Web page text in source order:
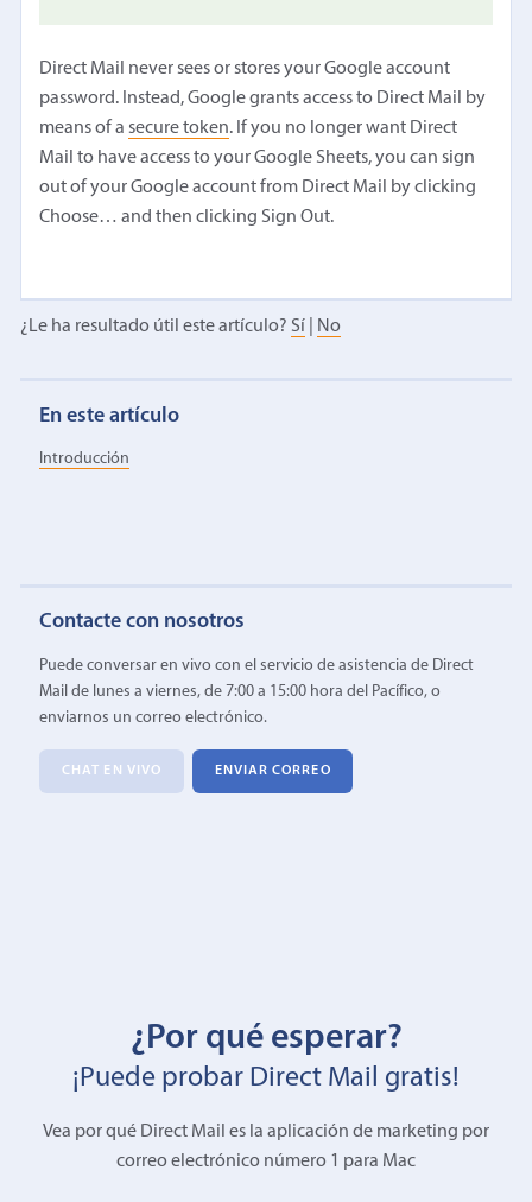
Direct Mail never sees or stores your Google account
password. Instead, Google grants access to Direct Mail by
means of asecure token. If you no longer want Direct
Mail to have access to your Google Sheets, you can sign
out of your Google account from Direct Mail by clicking
Choose… and then clicking Sign Out.
¿Le ha resultado útil este artículo? Sí No
En este artículo
Introducción
Contacte con nosotros
Puede conversar en vivo con el servicio de asistencia de Direct
Mail de lunes a viernes, de 7:00 a 15:00 hora del Pacífico, o
enviarnos un correo electrónico.
CHAT EN VIVO ENVIAR CORREO
¿Por qué esperar?
¡Puede probar Direct Mail gratis!
Vea por qué Direct Mail es la aplicación de marketing por
correo electrónico número 1 para Mac